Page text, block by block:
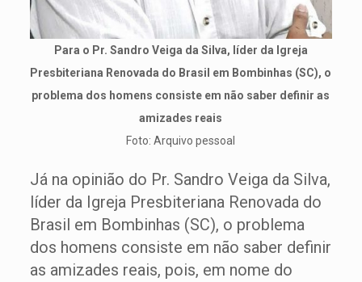
Para o Pr. Sandro Veiga da Silva, líder da Igreja
Presbiteriana Renovada do Brasil em Bombinhas (SC), o
problema dos homens consiste em não saber definir as
amizades reais
Foto: Arquivo pessoal
Já na opinião do Pr. Sandro Veiga da Silva,
líder da Igreja Presbiteriana Renovada do
Brasil em Bombinhas (SC), o problema
dos homens consiste em não saber definir
as amizades reais, pois, em nome do